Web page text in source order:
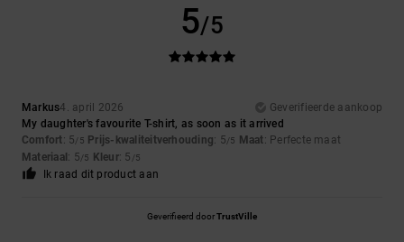
5/5
Markus4. april 2026
Geverifieerde aankoop
My daughter's favourite T-shirt, as soon as it arrived
Comfort: 5/5 Prijs-kwaliteitverhouding: 5/5 Maat: Perfecte maat
Materiaal : 5/5 Kleur: 5 /5
Ik raad dit product aan
Geverifieerd doorTrustVille